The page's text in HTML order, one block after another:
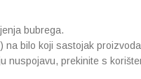
bubrega.
na bilo koji sastojak
nuspojavu, prekinite s